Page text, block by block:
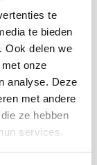
te
te bieden
Ook delen we
onze
analyse. Deze
met andere
ze hebben
services.